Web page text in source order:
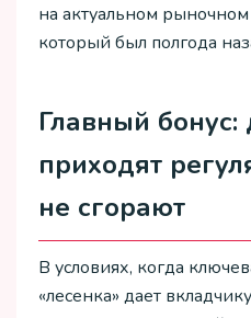
на актуальном
который был полгода
Главный бонус:
приходят
не сгорают
В условиях, когда
«лесенка» дает